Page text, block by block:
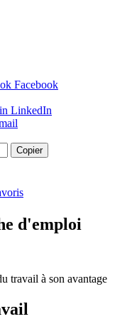
Facebook
LinkedIn
Copier
d'emploi
travail à son avantage